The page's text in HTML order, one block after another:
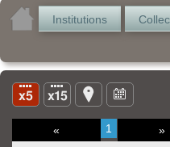
Institutions
« 1 »